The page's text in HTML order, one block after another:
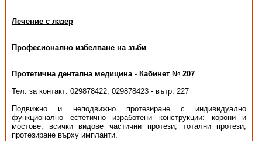
Лечение с лазер
Професионално избелване на зъби
Протетична дентална медицина - Кабинет № 207
Тел. за контакт: 029878422, 029878423 - вътр. 227
Подвижно и неподвижно протезиране с индивидуално
функционално естетично изработени конструкции: корони и
мостове; всички видове частични протези; тотални протези;
протезиране върху импланти.